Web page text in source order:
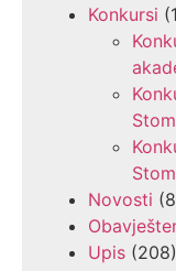
Konkursi
Novosti
Upis (208)